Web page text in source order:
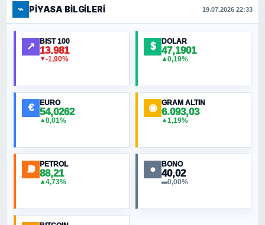
FERHAT BÜYÜKKALKAN
Ankara Zirvesi: NATO Toplantısı mı, Yeni
Ortadoğu Haritasının Provası mı?
MURAT ÖZKAN
NURETTIN BÖLÜK
⌁ PIYASA BILGILERI 19.07.2026 22:33
↗ BIST 100
13.981
▼-1,90%
$ DOLAR
47,1901
▲0,19%
€ EURO
54,0262
▲0,01%
◉ GRAM ALTIN
6.093,03
▲1,19%
⛽ PETROL
88,21
▲4,73%
● BONO
40,02
▬0,00%